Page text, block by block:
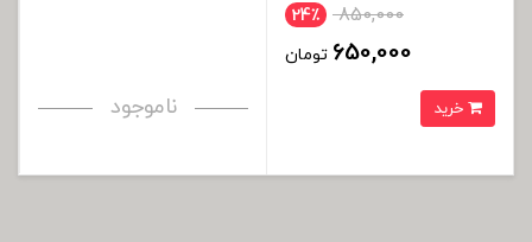
850,000 24٪
650,000 تومان
ناموجود